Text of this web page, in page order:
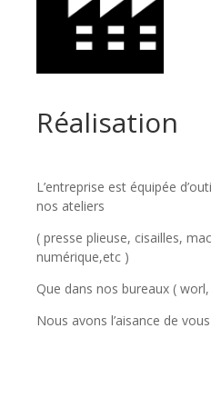
Réalisation
L’entreprise est équipée
nos ateliers
( presse plieuse, cisailles,
numérique,etc )
Que dans nos bureaux (
Nous avons l’aisance de